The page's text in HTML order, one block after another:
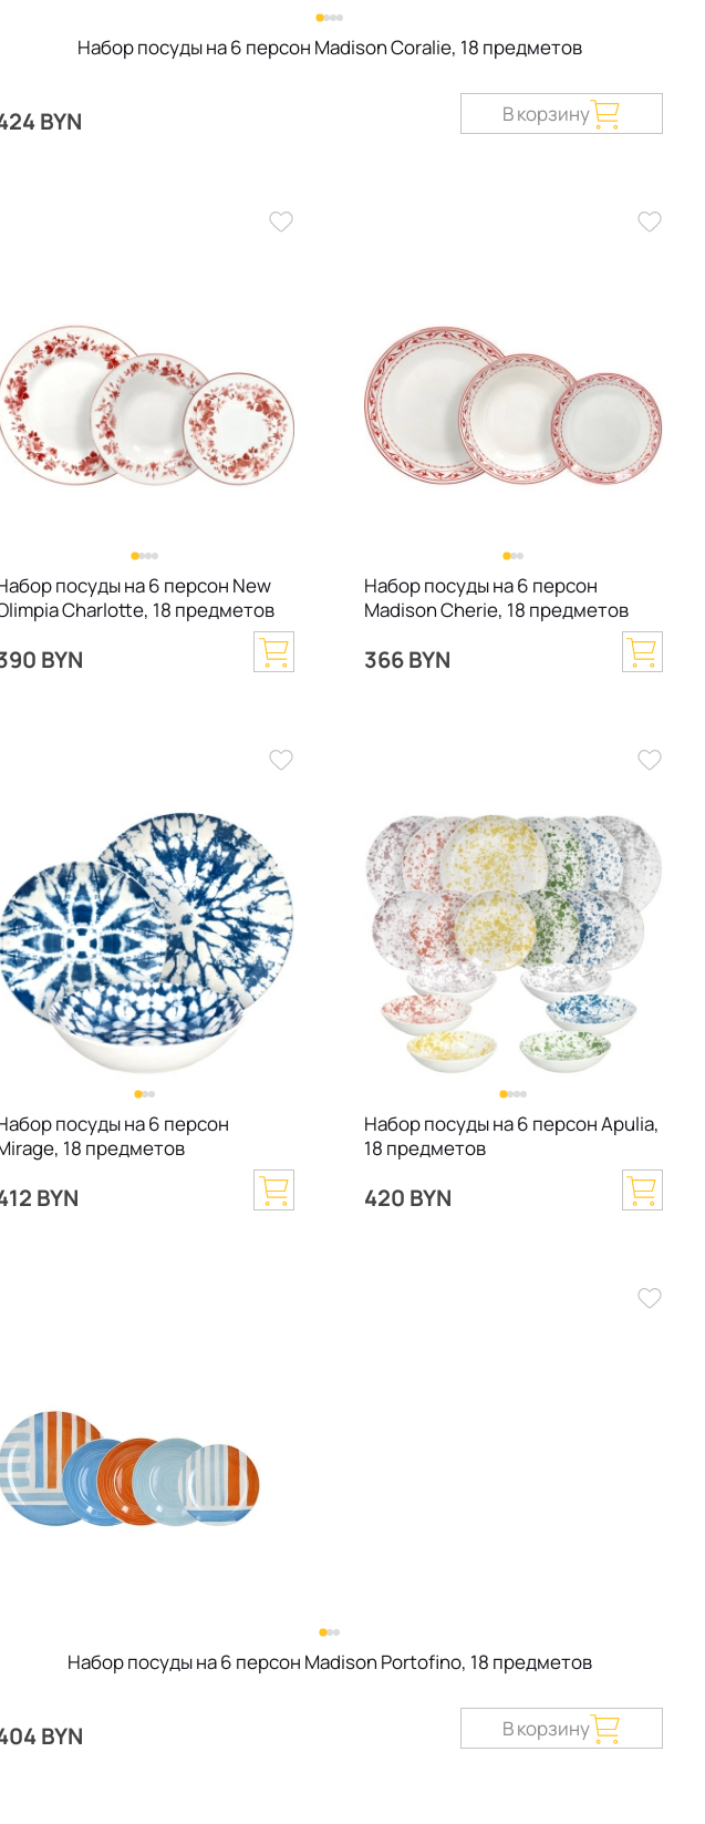
Набор посуды на 6 персон Madison Coralie, 18 предметов
BYN В корзину
посуды на 6 персон New
Charlotte, 18 предметов
BYN
Набор посуды на 6 персон
Madison Cherie, 18 предметов
366 BYN
посуды на 6 персон
18 предметов
BYN
Набор посуды на 6 персон Apulia,
18 предметов
420 BYN
Набор посуды на 6 персон Madison Portofino, 18 предметов
BYN В корзину